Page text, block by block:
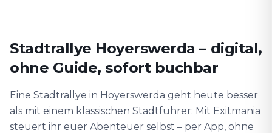
Stadtrallye Hoyerswerda – digital,
ohne Guide, sofort buchbar
Eine Stadtrallye in Hoyerswerda geht heute besser
als mit einem klassischen Stadtführer: Mit Exitmania
steuert ihr euer Abenteuer selbst – per App, ohne